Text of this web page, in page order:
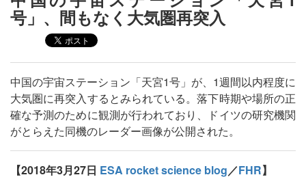
号」、間もなく大気圏再突入
中国の宇宙ステーション「天宮1号」が、1週間以内程度に
大気圏に再突入するとみられている。落下時期や場所の正
確な予測のために観測が行われており、ドイツの研究機関
がとらえた同機のレーダー画像が公開された。
【2018年3月27日 ESA rocket science blog／FHR】